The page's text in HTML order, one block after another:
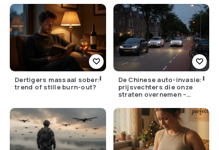
Dertigers massaal sober:
trend of stille burn-out?
De Chinese auto-invasie:
prijsvechters die onze
straten overnemen –
écht?